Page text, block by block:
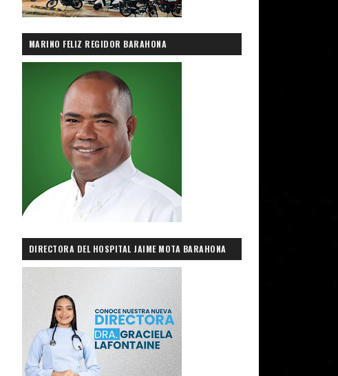
MARINO FELIZ REGIDOR BARAHONA
DIRECTORA DEL HOSPITAL JAIME MOTA BARAHONA